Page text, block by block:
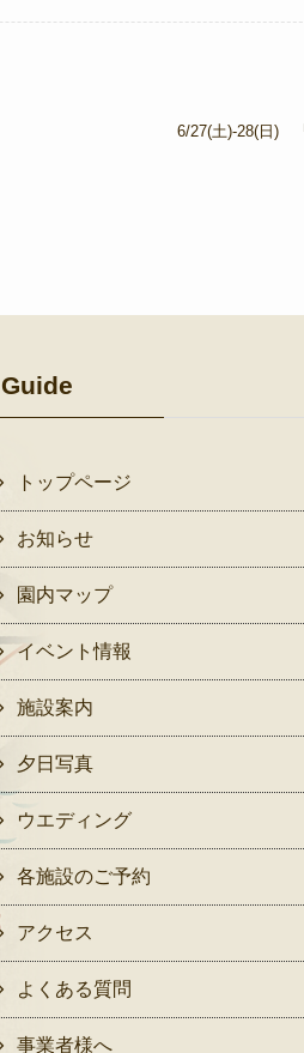
6/27(土)-28(日)
Guide
トップページ
お知らせ
園内マップ
イベント情報
施設案内
夕日写真
ウエディング
各施設のご予約
アクセス
よくある質問
事業者様へ